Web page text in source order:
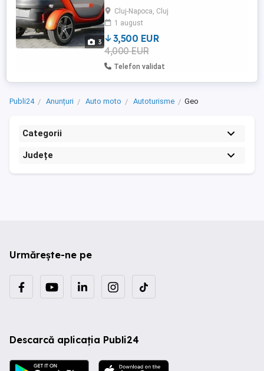
3
cumparaturi. Mentionez ca masinuta era
tinut doar in garaj interior, loc uscat si
caldut, si nu era folosit, doar un singur an.
Pret fix! Nu e ...
Cluj-Napoca, Cluj
1 august
3,500 EUR
4,000 EUR
Telefon validat
Publi24 Anunțuri Auto moto Autoturisme Geo
Categorii
Județe
Urmărește-ne pe
Descarcă aplicația Publi24